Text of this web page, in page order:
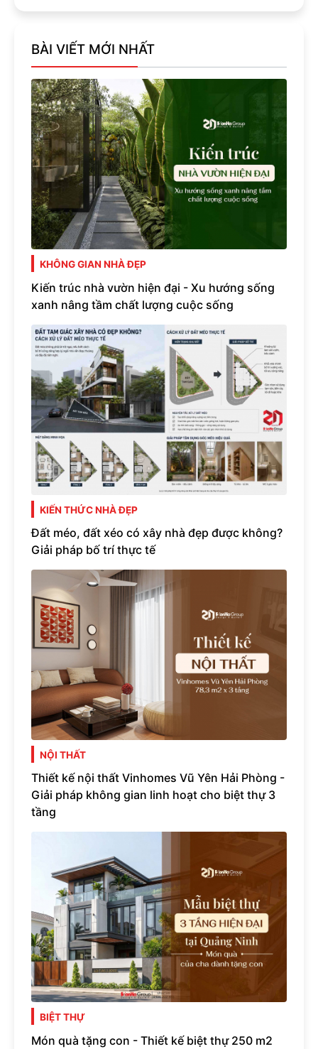
BÀI VIẾT MỚI NHẤT
KHÔNG GIAN NHÀ ĐẸP
Kiến trúc nhà vườn hiện đại - Xu hướng sống
xanh nâng tầm chất lượng cuộc sống
KIẾN THỨC NHÀ ĐẸP
Đất méo, đất xéo có xây nhà đẹp được không?
Giải pháp bố trí thực tế
NỘI THẤT
Thiết kế nội thất Vinhomes Vũ Yên Hải Phòng -
Giải pháp không gian linh hoạt cho biệt thự 3
tầng
BIỆT THỰ
Món quà tặng con - Thiết kế biệt thự 250 m2